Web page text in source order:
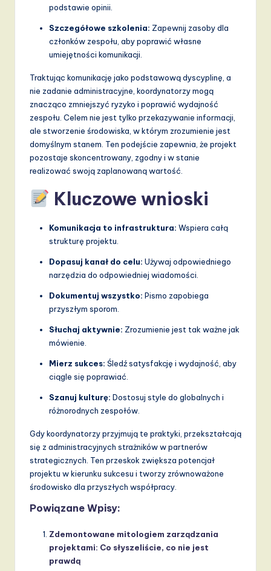
podstawie opinii.
Szczegółowe szkolenia: Zapewnij zasoby dla
członków zespołu, aby poprawić własne
umiejętności komunikacji.
Traktując komunikację jako podstawową dyscyplinę, a
nie zadanie administracyjne, koordynatorzy mogą
znacząco zmniejszyć ryzyko i poprawić wydajność
zespołu. Celem nie jest tylko przekazywanie informacji,
ale stworzenie środowiska, w którym zrozumienie jest
domyślnym stanem. Ten podejście zapewnia, że projekt
pozostaje skoncentrowany, zgodny i w stanie
realizować swoją zaplanowaną wartość.
Kluczowe wnioski
Komunikacja to infrastruktura: Wspiera całą
strukturę projektu.
Dopasuj kanał do celu: Używaj odpowiedniego
narzędzia do odpowiedniej wiadomości.
Dokumentuj wszystko: Pismo zapobiega
przyszłym sporom.
Słuchaj aktywnie: Zrozumienie jest tak ważne jak
mówienie.
Mierz sukces: Śledź satysfakcję i wydajność, aby
ciągle się poprawiać.
Szanuj kulturę: Dostosuj style do globalnych i
różnorodnych zespołów.
Gdy koordynatorzy przyjmują te praktyki, przekształcają
się z administracyjnych strażników w partnerów
strategicznych. Ten przeskok zwiększa potencjał
projektu w kierunku sukcesu i tworzy zrównoważone
środowisko dla przyszłych współpracy.
Powiązane Wpisy:
Zdemontowane mitologiem zarządzania
projektami: Co słyszeliście, co nie jest
prawdą